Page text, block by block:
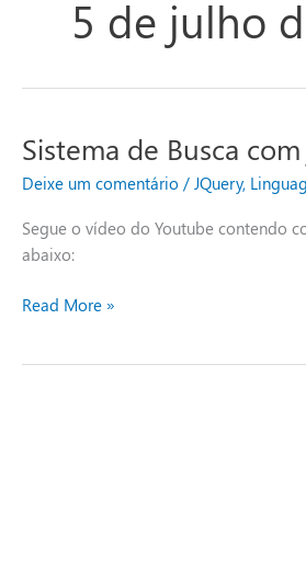
5 de julho
Sistema de Busca
Deixe um comentário / JQuery,
Segue o vídeo do Youtube contendo
abaixo:
Sistema
Busca
com
jQuery
PHP
Read More »